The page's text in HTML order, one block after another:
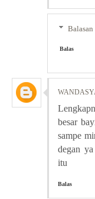
Balasan
Balas
besar
sampe
degan
itu
Balas